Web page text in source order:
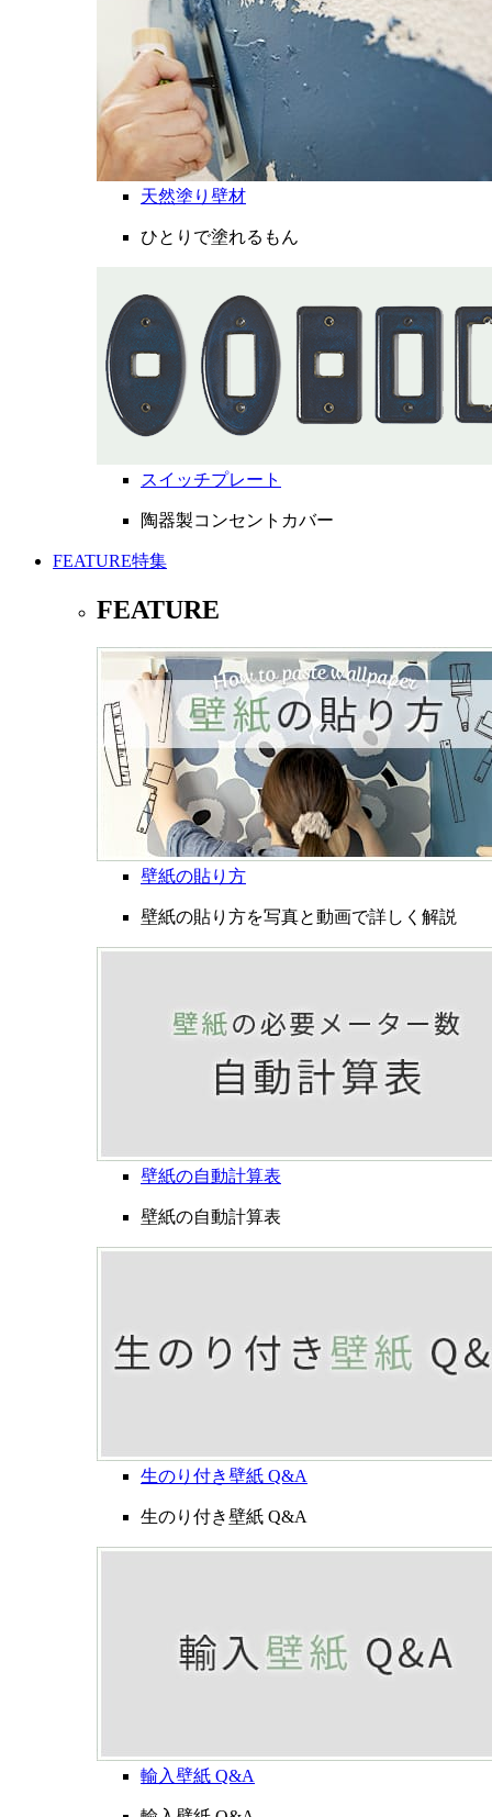
天然塗り壁材
ひとりで塗れるもん
スイッチプレート
陶器製コンセントカバー
FEATURE特集
FEATURE
壁紙の貼り方
壁紙の貼り方を写真と動画で詳しく解説
壁紙の自動計算表
壁紙の自動計算表
生のり付き壁紙 Q&A
生のり付き壁紙 Q&A
輸入壁紙 Q&A